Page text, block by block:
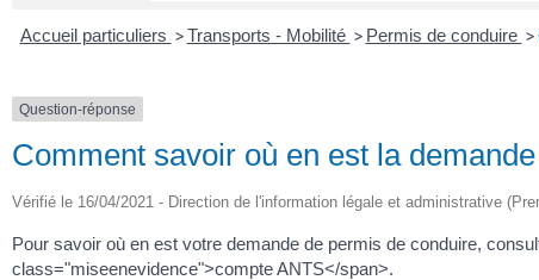
Accueil particuliers > Transports - Mobilité > Permis de conduire >
Question-réponse
Comment savoir où en est la
Vérifié le 16/04/2021 - Direction de l'information légale et administrative
Pour savoir où en est votre demande de permis de conduire,
class="miseenevidence">compte ANTS</span>.